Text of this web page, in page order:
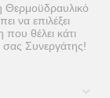
Θερμοϋδραυλικό
να επιλέξει
που θέλει κάτι
Συνεργάτης!